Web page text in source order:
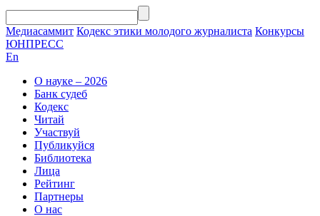
Медиасаммит Кодекс этики молодого журналиста Конкурсы
ЮНПРЕСС
En
О науке – 2026
Банк судеб
Кодекс
Читай
Участвуй
Публикуйся
Библиотека
Лица
Рейтинг
Партнеры
О нас